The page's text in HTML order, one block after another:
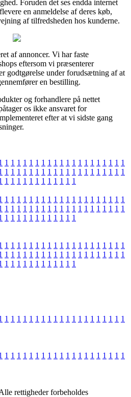
Foruden det ses endda internet
en anmeldelse af deres køb,
af tilfredsheden hos kunderne.
af annoncer. Vi har faste
eftersom vi præsenterer
godtgørelse under forudsætning af at
en bestilling.
og forhandlere på nettet
os ikke ansvaret for
efter at vi sidste gang
1 1 1 1 1 1 1 1 1 1 1 1 1 1 1 1 1 1 1 1
1 1 1 1 1 1 1 1 1 1 1 1 1 1 1 1 1 1 1 1
1 1 1 1 1 1 1 1 1 1 1 1
1 1 1 1 1 1 1 1 1 1 1 1 1 1 1 1 1 1 1 1
1 1 1 1 1 1 1 1 1 1 1 1 1 1 1 1 1 1 1 1
1 1 1 1 1 1 1 1 1 1 1 1
1 1 1 1 1 1 1 1 1 1 1 1 1 1 1 1 1 1 1 1
1 1 1 1 1 1 1 1 1 1 1 1 1 1 1 1 1 1 1 1
1 1 1 1 1 1 1 1 1 1 1 1
1 1 1 1 1 1 1 1 1 1 1 1 1 1 1 1 1 1 1 1
1 1 1 1 1 1 1 1 1 1 1 1 1 1 1 1 1 1 1 1
rettigheder forbeholdes